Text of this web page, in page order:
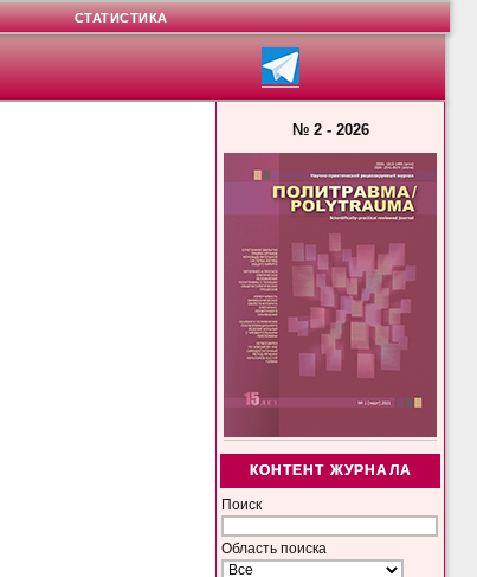
№ 2 - 2026
КОНТЕНТ ЖУРНАЛА
Поиск
Область поиска
СТАТИСТИКА